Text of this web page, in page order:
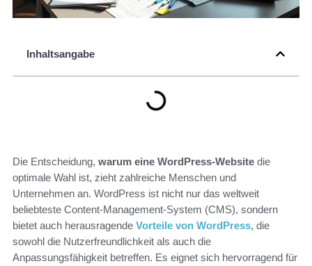
Inhaltsangabe
Die Entscheidung, warum eine WordPress-Website die
optimale Wahl ist, zieht zahlreiche Menschen und
Unternehmen an. WordPress ist nicht nur das weltweit
beliebteste Content-Management-System (CMS), sondern
bietet auch herausragende Vorteile von WordPress, die
sowohl die Nutzerfreundlichkeit als auch die
Anpassungsfähigkeit betreffen. Es eignet sich hervorragend für